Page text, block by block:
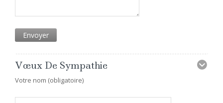
Vœux De Sympathie
Votre nom (obligatoire)